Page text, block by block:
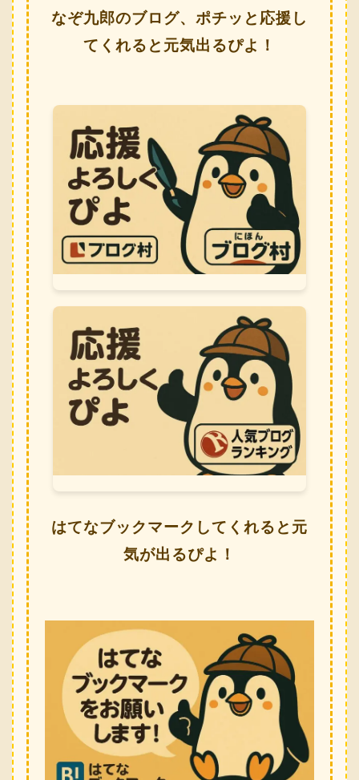
なぞ九郎のブログ、ポチッと応援し
てくれると元気出るぴよ！
はてなブックマークしてくれると元
気が出るぴよ！